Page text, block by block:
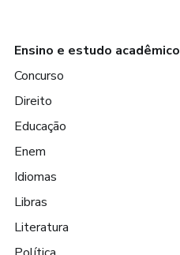
Ensino e estudo acadêmico
Concurso
Direito
Educação
Enem
Idiomas
Libras
Literatura